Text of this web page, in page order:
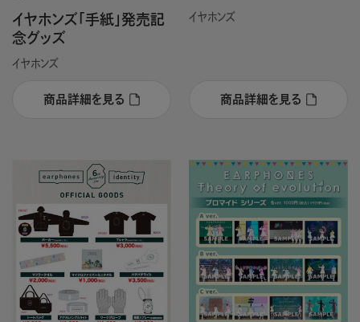
イヤホンズ「手紙」発売記
念グッズ
イヤホンズ
商品詳細を見る
イヤホンズ
商品詳細を見る